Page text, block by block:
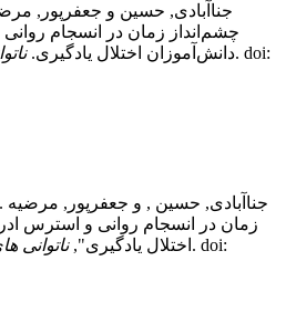
چشم‌انداز زمان در انسجام
دانش‌آموزان اختلال یادگیری.
جناآبادی, حسین , و جعفرپور, مرضیه
زمان در انسجام روانی و استرس
اختلال یادگیری",ناتوانی